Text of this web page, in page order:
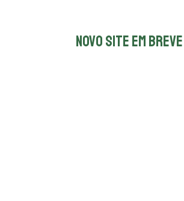
NOVO SITE EM BREVE